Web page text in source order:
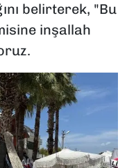
belirterek, "Bu
inşallah